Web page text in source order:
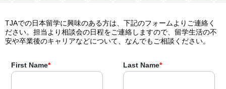
TJAでの日本留学に興味のある方は、下記のフォームよりご連絡く
ださい。担当より相談会の日程をご連絡しますので、留学生活の不
安や卒業後のキャリアなどについて、なんでもご相談ください。
First Name* Last Name*